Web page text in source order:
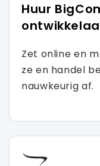
Huur
Zet online en
ze en handel
nauwkeurig af.